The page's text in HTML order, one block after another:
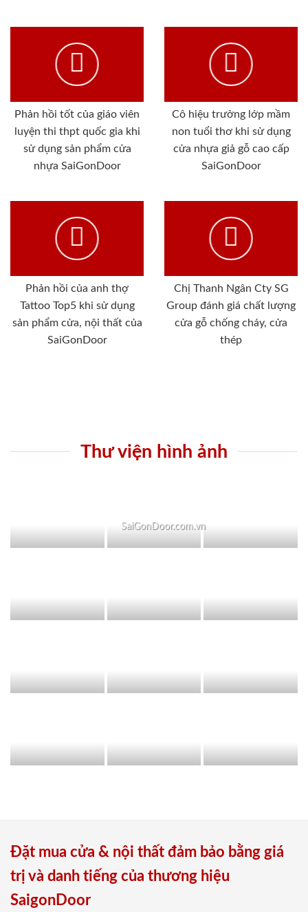
Phản hồi tốt của giáo viên
luyện thi thpt quốc gia khi
sử dụng sản phẩm cửa
nhựa SaiGonDoor
Cô hiệu trưởng lớp mầm
non tuổi thơ khi sử dụng
cửa nhựa giả gỗ cao cấp
SaiGonDoor
Phản hồi của anh thợ
Tattoo Top5 khi sử dụng
sản phẩm cửa, nội thất của
SaiGonDoor
Chị Thanh Ngân Cty SG
Group đánh giá chất lượng
cửa gỗ chống cháy, cửa
thép
Thư viện hình ảnh
SaiGonDoor.com.vn
Đặt mua cửa & nội thất đảm bảo bằng giá
trị và danh tiếng của thương hiệu
SaigonDoor